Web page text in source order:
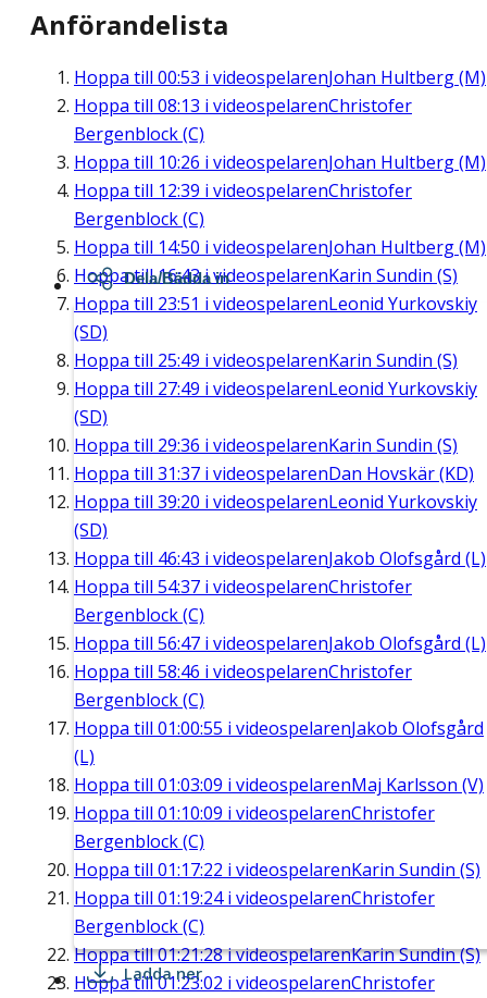
Anförandelista
Hoppa till 00:53 i videospelarenJohan Hultberg (M)
Hoppa till 08:13 i videospelarenChristofer
Bergenblock (C)
Hoppa till 10:26 i videospelarenJohan Hultberg (M)
Hoppa till 12:39 i videospelarenChristofer
Bergenblock (C)
Hoppa till 14:50 i videospelarenJohan Hultberg (M)
Hoppa till16:43i videospelarenKarin Sundin (S)
Hoppa till 23:51 i videospelarenLeonid Yurkovskiy
(SD)
Hoppa till 25:49 i videospelarenKarin Sundin (S)
Hoppa till 27:49 i videospelarenLeonid Yurkovskiy
(SD)
Hoppa till 29:36 i videospelarenKarin Sundin (S)
Hoppa till 31:37 i videospelarenDan Hovskär (KD)
Hoppa till 39:20 i videospelarenLeonid Yurkovskiy
(SD)
Hoppa till 46:43 i videospelarenJakob Olofsgård (L)
Hoppa till 54:37 i videospelarenChristofer
Bergenblock (C)
Hoppa till 56:47 i videospelarenJakob Olofsgård (L)
Hoppa till 58:46 i videospelarenChristofer
Bergenblock (C)
Hoppa till 01:00:55 i videospelarenJakob Olofsgård
(L)
Hoppa till 01:03:09 i videospelarenMaj Karlsson (V)
Hoppa till 01:10:09 i videospelarenChristofer
Bergenblock (C)
Hoppa till 01:17:22 i videospelarenKarin Sundin (S)
Hoppa till 01:19:24i videospelarenChristofer
Bergenblock (C)
Hoppa till01:21:28i videospelarenKarin Sundin (S)
Hoppa till01:23:02 i videospelarenChristofer
Dela/Bädda in
Ladda ner